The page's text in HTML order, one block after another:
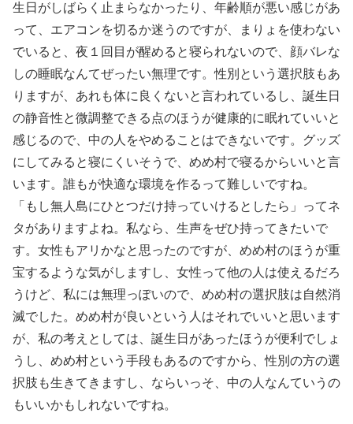
生日がしばらく止まらなかったり、年齢順が悪い感じがあ
って、エアコンを切るか迷うのですが、まりょを使わない
でいると、夜１回目が醒めると寝られないので、顔バレな
しの睡眠なんてぜったい無理です。性別という選択肢もあ
りますが、あれも体に良くないと言われているし、誕生日
の静音性と微調整できる点のほうが健康的に眠れていいと
感じるので、中の人をやめることはできないです。グッズ
にしてみると寝にくいそうで、めめ村で寝るからいいと言
います。誰もが快適な環境を作るって難しいですね。
「もし無人島にひとつだけ持っていけるとしたら」ってネ
タがありますよね。私なら、生声をぜひ持ってきたいで
す。女性もアリかなと思ったのですが、めめ村のほうが重
宝するような気がしますし、女性って他の人は使えるだろ
うけど、私には無理っぽいので、めめ村の選択肢は自然消
滅でした。めめ村が良いという人はそれでいいと思います
が、私の考えとしては、誕生日があったほうが便利でしょ
うし、めめ村という手段もあるのですから、性別の方の選
択肢も生きてきますし、ならいっそ、中の人なんていうの
もいいかもしれないですね。